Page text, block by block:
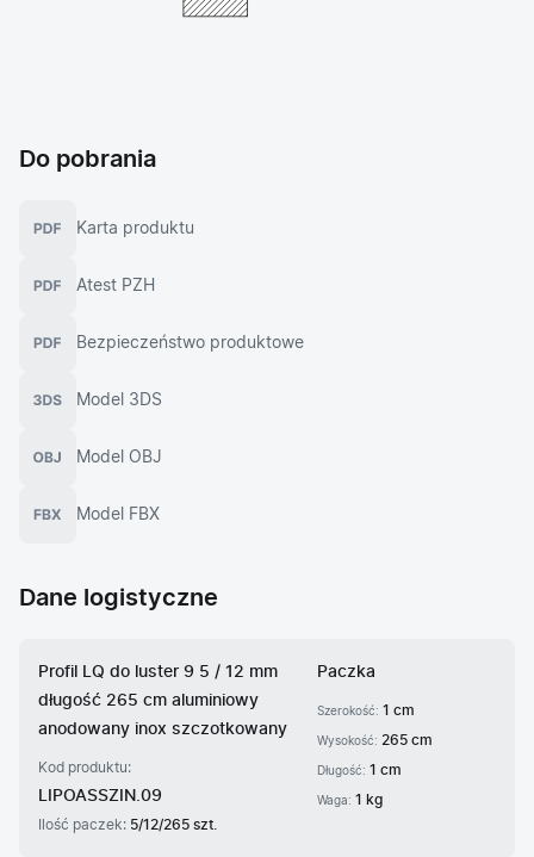
Do pobrania
Karta produktu
Atest PZH
Bezpieczeństwo produktowe
Model 3DS
Model OBJ
Model FBX
Dane logistyczne
Profil LQ do luster 9 5 / 12 mm
długość 265 cm aluminiowy
anodowany inox szczotkowany
Kod produktu:
LIPOASSZIN.09
Ilość paczek: 5/12/265 szt.
Paczka
Szerokość:1 cm
Wysokość:265 cm
Długość:1 cm
Waga:1 kg